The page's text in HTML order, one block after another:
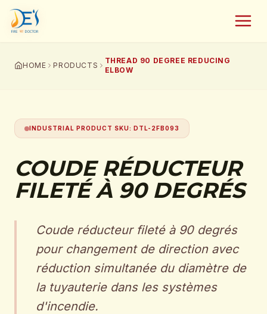
HOME PRODUCTS
THREAD 90 DEGREE REDUCING
ELBOW
INDUSTRIAL PRODUCT SKU: DTL-2FB093
COUDE RÉDUCTEUR
FILETÉ À 90 DEGRÉS
Coude réducteur fileté à 90 degrés
pour changement de direction avec
réduction simultanée du diamètre de
la tuyauterie dans les systèmes
d'incendie.